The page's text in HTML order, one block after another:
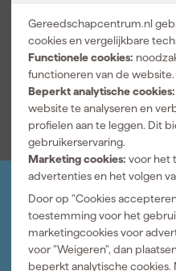
Gereedschapcentrum.nl
cookies en vergelijkbare
Functionele cookies:
functioneren van de website.
Beperkt analytische cookies:
website te analyseren en
profielen aan te leggen. Dit
gebruikerservaring.
Marketing cookies: voor het
advertenties en het volgen
Door op "Cookies
toestemming voor het
marketingcookies voor
voor "Weigeren", dan
beperkt analytische
Documenten
Jouw account
Log-in en beheer je
Nieuwsbrief
Inschrijven wekelijkse